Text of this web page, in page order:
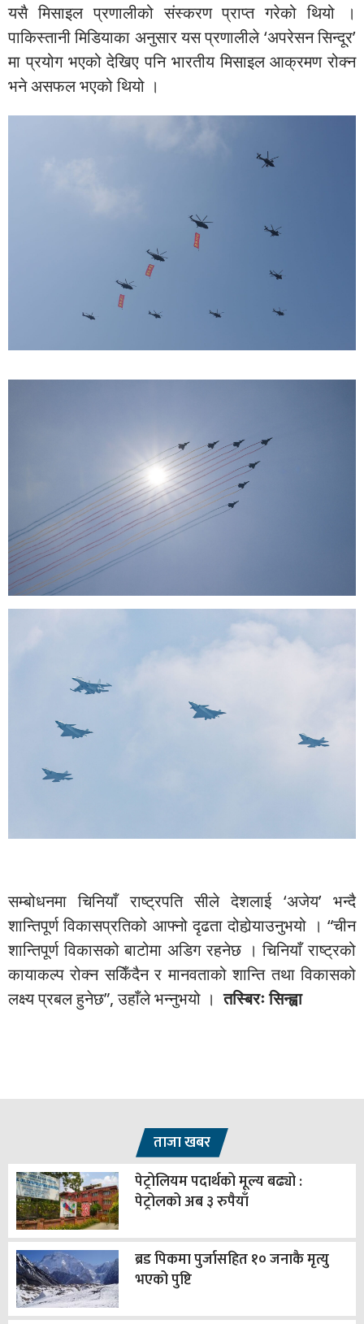
यसै मिसाइल प्रणालीको संस्करण प्राप्त गरेको थियो ।
पाकिस्तानी मिडियाका अनुसार यस प्रणालीले ‘अपरेसन सिन्दूर’
मा प्रयोग भएको देखिए पनि भारतीय मिसाइल आक्रमण रोक्न
भने असफल भएको थियो ।
सम्बोधनमा चिनियाँ राष्ट्रपति सीले देशलाई ‘अजेय’ भन्दै
शान्तिपूर्ण विकासप्रतिको आफ्नो दृढता दोहोर्‍याउनुभयो । “चीन
शान्तिपूर्ण विकासको बाटोमा अडिग रहनेछ । चिनियाँ राष्ट्रको
कायाकल्प रोक्न सकिँदैन र मानवताको शान्ति तथा विकासको
लक्ष्य प्रबल हुनेछ”, उहाँले भन्नुभयो ।तस्बिरः सिन्ह्वा
ताजा खबर
पेट्रोलियम पदार्थको मूल्य बढ्यो :
पेट्रोलको अब ३ रुपैयाँ
ब्रड पिकमा पुर्जासहित १० जनाकै मृत्यु
भएको पुष्टि